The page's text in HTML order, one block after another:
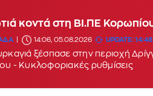
κοντά στη ΒΙ.ΠΕ
14:06, 05.08.2026 UPDATE: 14:48
ξέσπασε στην περιοχή
- Κυκλοφοριακές ρυθμίσεις